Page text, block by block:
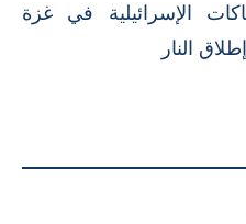
الإسرائيلية في غزة
النار